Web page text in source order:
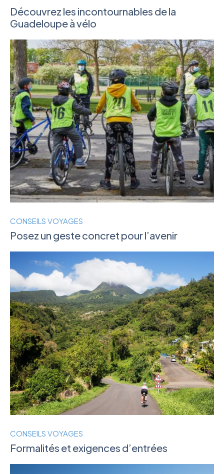
Découvrez les incontournables de la
Guadeloupe à vélo
CONSEILS VOYAGES
Posez un geste concret pour l’avenir
CONSEILS VOYAGES
Formalités et exigences d’entrées